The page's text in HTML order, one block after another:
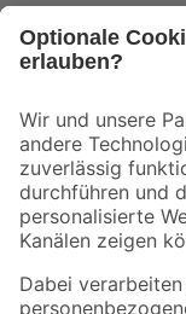
Der toom Newsletter:
Zur Newsletter
Folge uns